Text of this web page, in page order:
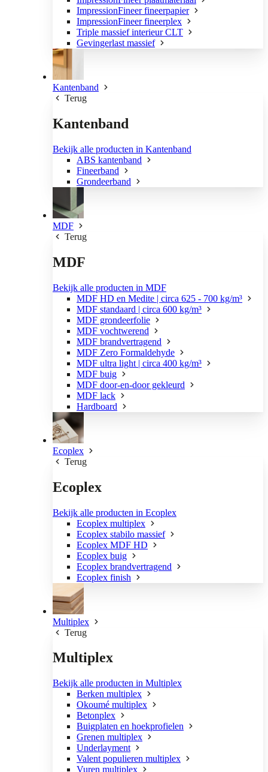
ImpressionFineer fineerpapier
ImpressionFineer fineerplex
Triple massief interieur CLT
Gevingerlast massief
Kantenband
Terug
Kantenband
Bekijk alle producten in Kantenband
ABS kantenband
Fineerband
Grondeerband
MDF
Terug
MDF
Bekijk alle producten in MDF
MDF HD en Medite | circa 625 - 700 kg/m³
MDF standaard | circa 600 kg/m³
MDF grondeerfolie
MDF vochtwerend
MDF brandvertragend
MDF Zero Formaldehyde
MDF ultra light | circa 400 kg/m³
MDF buig
MDF door-en-door gekleurd
MDF lack
Hardboard
Ecoplex
Terug
Ecoplex
Bekijk alle producten in Ecoplex
Ecoplex multiplex
Ecoplex stabilo massief
Ecoplex MDF HD
Ecoplex buig
Ecoplex brandvertragend
Ecoplex finish
Multiplex
Terug
Multiplex
Bekijk alle producten in Multiplex
Berken multiplex
Okoumé multiplex
Betonplex
Buigplaten en hoekprofielen
Grenen multiplex
Underlayment
Valent populieren multiplex
Vuren multiplex